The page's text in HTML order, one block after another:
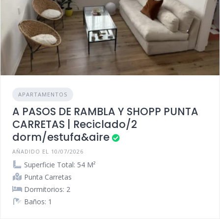
APARTAMENTOS
A PASOS DE RAMBLA Y SHOPP PUNTA
CARRETAS | Reciclado/2
dorm/estufa&aire
AÑADIDO EL 10/07/2026
Superficie Total: 54 M²
Punta Carretas
Dormitorios: 2
Baños: 1